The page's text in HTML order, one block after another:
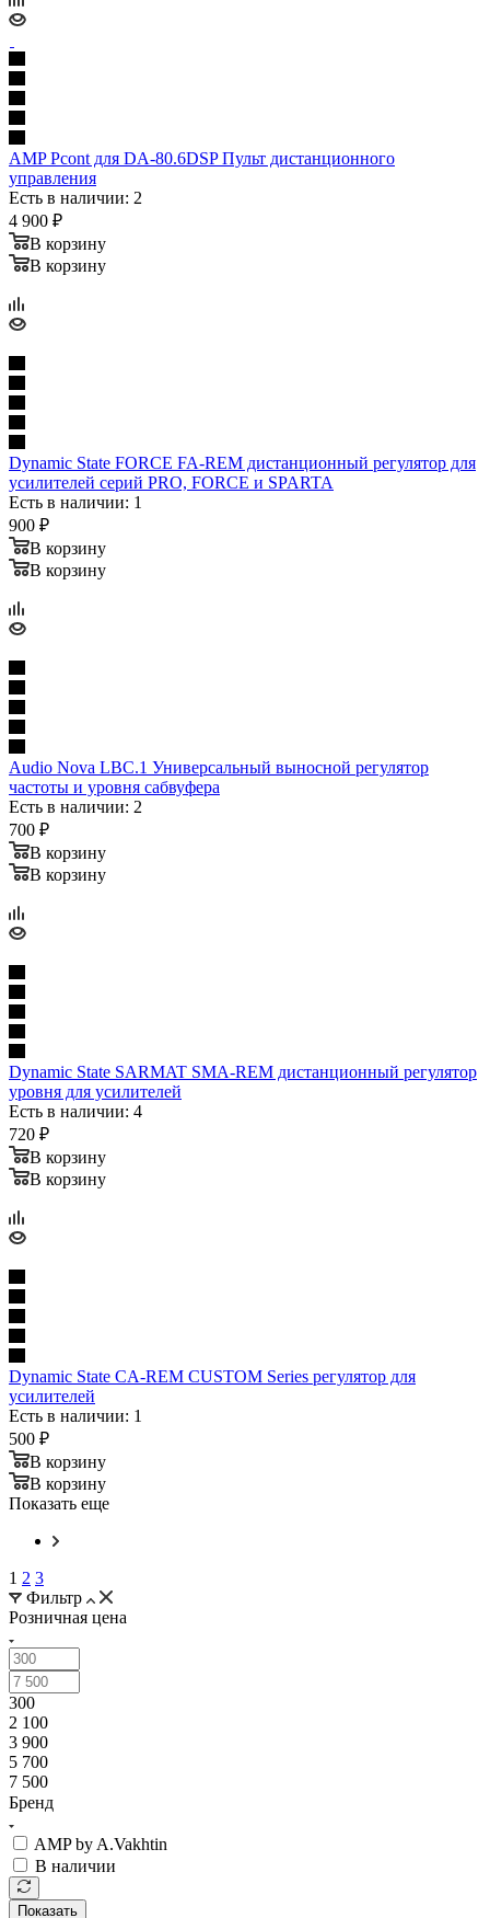
AMP Pcont для DA-80.6DSP Пульт дистанционного
управления
Есть в наличии: 2
4 900 ₽
В корзину
В корзину
Dynamic State FORCE FA-REM дистанционный регулятор для
усилителей серий PRO, FORCE и SPARTA
Есть в наличии: 1
900 ₽
В корзину
В корзину
Audio Nova LBC.1 Универсальный выносной регулятор
частоты и уровня сабвуфера
Есть в наличии: 2
700 ₽
В корзину
В корзину
Dynamic State SARMAT SMA-REM дистанционный регулятор
уровня для усилителей
Есть в наличии: 4
720 ₽
В корзину
В корзину
Dynamic State CA-REM CUSTOM Series регулятор для
усилителей
Есть в наличии: 1
500 ₽
В корзину
В корзину
Показать еще
1 2 3
Фильтр
Розничная цена
300
2 100
3 900
5 700
7 500
Бренд
AMP by A.Vakhtin
В наличии
Показать